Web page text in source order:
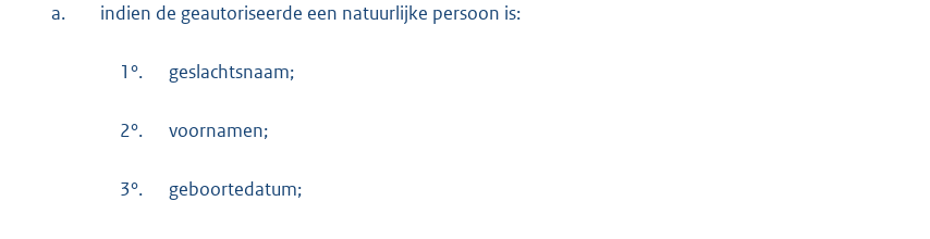
a. indien de geautoriseerde een natuurlijke persoon is:
1°. geslachtsnaam;
2°. voornamen;
3°. geboortedatum;